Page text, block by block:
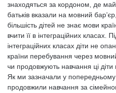
знаходяться за кордоном, де
батьків вказали на мовний
більшість дітей не знає мови
вчити її в інтеграційних класах.
інтеграційних класах діти не
країни перебування через
чи продовжують навчання ці діти
Як ми зазначали у попередньому
продовжили навчання за